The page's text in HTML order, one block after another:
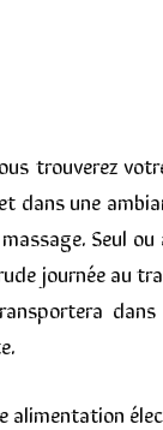
trouverez
dans une
Seul
journée au
dans
alimentation